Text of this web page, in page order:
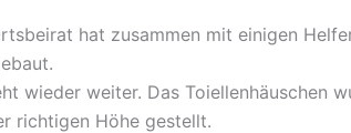
hat zusammen mit einigen
wieder weiter. Das Toiellenhäuschen
richtigen Höhe gestellt.